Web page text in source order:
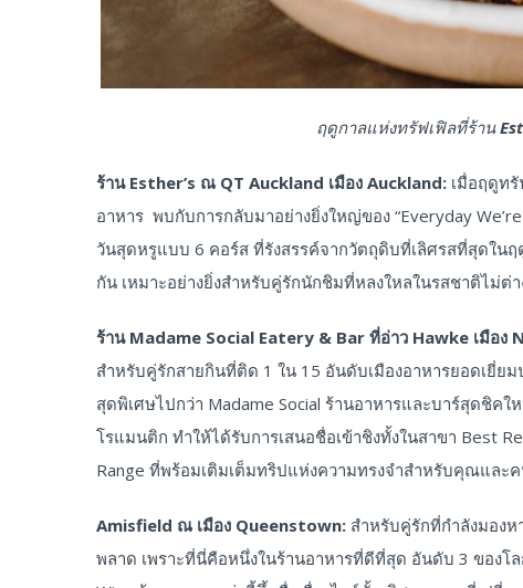
ฤดูกาลแห่งทรัฟเฟิลที่ร้าน
ร้าน Esther’s ณ QT Auckland เมือง Auckland: เมื่อฤดูท
อาหาร พบกับการกลับมาอย่างยิ่งใหญ่ของ “Everyday
วันสุดหรูแบบ 6 คอร์ส ที่รังสรรค์จากวัตถุดิบที่เลิศรสที่สุดใน
กัน เหมาะอย่างยิ่งสำหรับคู่รักนักชิมที่หลงใหลในรสชาติไม่ต่
ร้าน Madame Social Eatery & Bar ที่อ่าว Hawke เมือง
สำหรับคู่รักสายกินที่ติด 1 ใน 15 อันดับเมืองอาหารยอดเยี่ย
สุดพิเศษไปกว่า Madame Social ร้านอาหารและบาร์สุดชิค
โรแมนติก ทำให้ได้รับการเสนอชื่อเข้าชิงทั้งในสาขา Best
Range ที่พร้อมเติมเต็มทริปแห่งความทรงจำสำหรับคุณและค
Amisfield ณ เมือง Queenstown: สำหรับคู่รักที่กำลังมอง
พลาด เพราะที่นี่คือหนึ่งในร้านอาหารที่ดีที่สุด อันดับ 3 ของโ